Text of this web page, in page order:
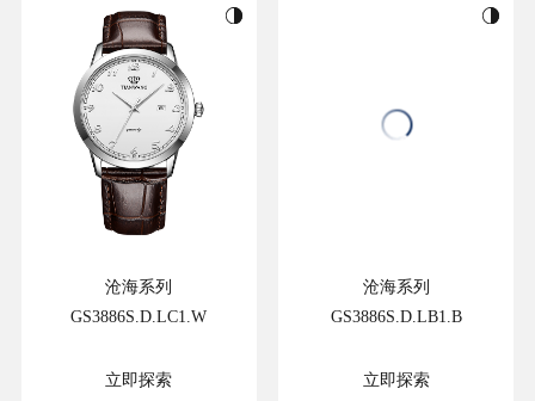
沧海系列
GS3886S.D.LC1.W
立即探索
沧海系列
GS3886S.D.LB1.B
立即探索